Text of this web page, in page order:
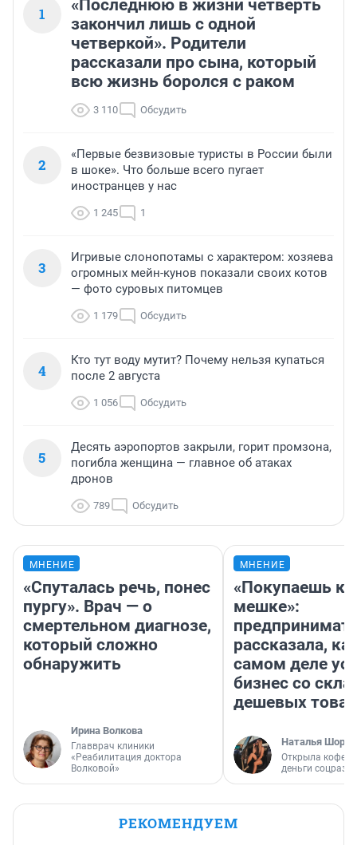
1
«Последнюю в жизни четверть
закончил лишь с одной
четверкой». Родители
рассказали про сына, который
всю жизнь боролся с раком
3 110 Обсудить
2
«Первые безвизовые туристы в России были
в шоке». Что больше всего пугает
иностранцев у нас
1 245 1
3
Игривые слонопотамы с характером: хозяева
огромных мейн-кунов показали своих котов
— фото суровых питомцев
1 179 Обсудить
4
Кто тут воду мутит? Почему нельзя купаться
после 2 августа
1 056 Обсудить
5
Десять аэропортов закрыли, горит промзона,
погибла женщина — главное об атаках
дронов
789 Обсудить
МНЕНИЕ
«Спуталась речь, понес
пургу». Врач — о
смертельном диагнозе,
который сложно
обнаружить
Ирина Волкова
Главврач клиники
«Реабилитация доктора
Волковой»
МНЕНИЕ
«Покупаешь
мешке»:
рассказала,
самом деле
бизнес со
дешевых
Наталья
Открыла
деньги
РЕКОМЕНДУЕМ